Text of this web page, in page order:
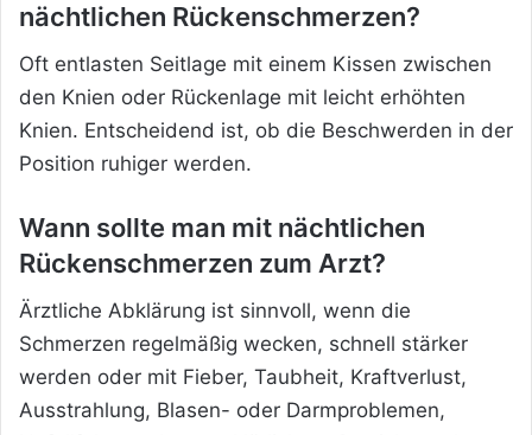
nächtlichen Rückenschmerzen?
Oft entlasten Seitlage mit einem Kissen zwischen
den Knien oder Rückenlage mit leicht erhöhten
Knien. Entscheidend ist, ob die Beschwerden in der
Position ruhiger werden.
Wann sollte man mit nächtlichen
Rückenschmerzen zum Arzt?
Ärztliche Abklärung ist sinnvoll, wenn die
Schmerzen regelmäßig wecken, schnell stärker
werden oder mit Fieber, Taubheit, Kraftverlust,
Ausstrahlung, Blasen- oder Darmproblemen,